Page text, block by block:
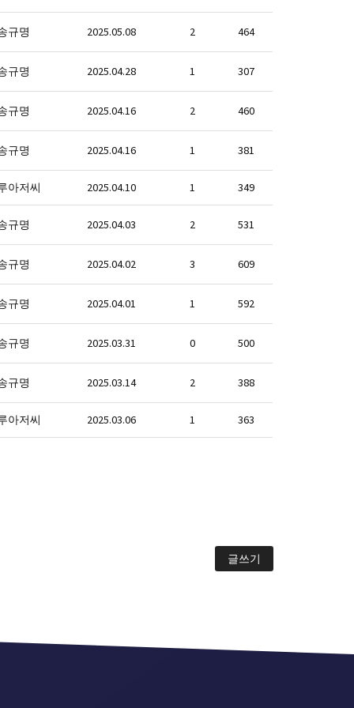
규명 2025.05.08 2 464
규명 2025.04.28 1 307
규명 2025.04.16 2 460
규명 2025.04.16 1 381
아저씨 2025.04.10 1 349
규명 2025.04.03 2 531
규명 2025.04.02 3 609
규명 2025.04.01 1 592
규명 2025.03.31 0 500
규명 2025.03.14 2 388
아저씨 2025.03.06 1 363
글쓰기